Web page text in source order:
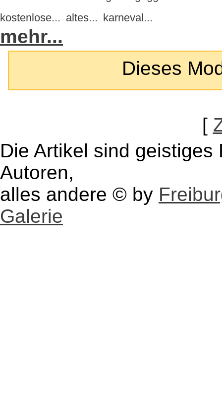
kostenlose... altes... karneval...
mehr...
Dieses
[
Die Artikel sind
Autoren,
alles andere © by
Galerie